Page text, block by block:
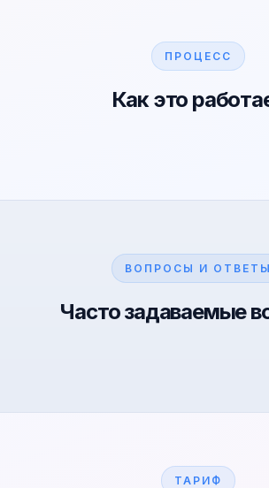
ПРОЦЕСС
Как это
ВОПРОСЫ И ОТВЕТЫ
Часто задаваемые
ТАРИФ